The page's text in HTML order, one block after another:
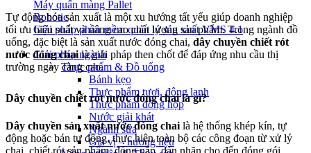
Máy quấn màng Pallet
Robotic
Giải pháp phần mềm quản lý sản xuất VMS 4.1
Giải pháp ngành
Thực phẩm & Đồ uống
Bánh kẹo
Thực phẩm tươi, đông lạnh
Thực phẩm đóng hộp
Nước giải khát
Ngành sữa
Gia vị – hương liệu
Tự động hóa sản xuất là một xu hướng tất yếu giúp doanh nghiệp
tối ưu hiệu suất và nâng cao chất lượng sản phẩm. Trong ngành đồ
uống, đặc biệt là sản xuất nước đóng chai, dây chuyền chiết rót
nước đóng chailà giải pháp then chốt để đáp ứng nhu cầu thị
trường ngày càng cao.
Dây chuyền chiết rót nước đóng chai là gì?
Dây chuyền sản xuất nước đóng chai là hệ thống khép kín, tự
động hoặc bán tự động, thực hiện toàn bộ các công đoạn từ xử lý
chai, chiết rót sản phẩm, đóng nắp, dán nhãn cho đến đóng gói